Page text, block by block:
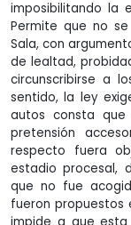
imposibilitando la
Permite que no
Sala, con
de lealtad,
circunscribirse a
sentido, la ley
autos consta
pretensión
respecto fuera
estadio procesal,
que no fue
fueron propuestos